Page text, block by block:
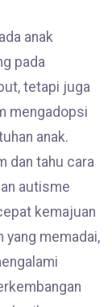
anak
pada
tetapi juga
mengadopsi
anak.
dan tahu cara
autisme
kemajuan
yang memadai,